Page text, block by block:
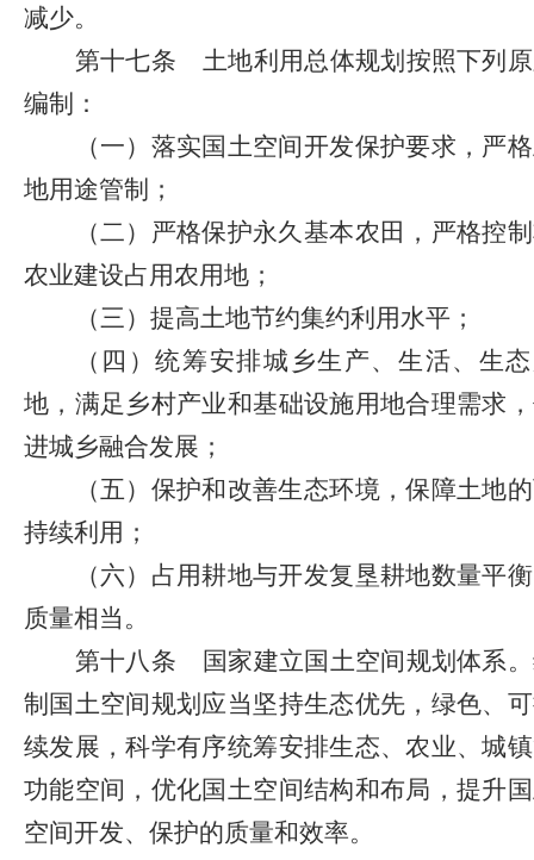
减少。
第十七条
土地利用总体规划按照下列
编制：
（一）落实国土空间开发保护要求，严
地用途管制；
（二）严格保护永久基本农田，严格控
农业建设占用农用地；
（三）提高土地节约集约利用水平；
（四）统筹安排城乡生产、生活、生
地，满足乡村产业和基础设施用地合理需求
进城乡融合发展；
（五）保护和改善生态环境，保障土地
持续利用；
（六）占用耕地与开发复垦耕地数量平
质量相当。
第十八条
国家建立国土空间规划体系
制国土空间规划应当坚持生态优先，绿色、
续发展，科学有序统筹安排生态、农业、城
功能空间，优化国土空间结构和布局，提升
空间开发、保护的质量和效率。